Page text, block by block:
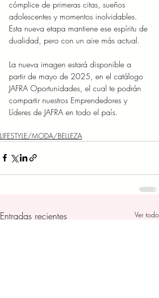
cómplice de primeras citas, sueños
adolescentes y momentos inolvidables.
Esta nueva etapa mantiene ese espíritu de
dualidad, pero con un aire más actual.
La nueva imagen estará disponible a
partir de mayo de 2025, en el catálogo
JAFRA Oportunidades, el cual te podrán
compartir nuestros Emprendedores y
Líderes de JAFRA en todo el país.
LIFESTYLE/MODA/BELLEZA
Entradas recientes Ver todo